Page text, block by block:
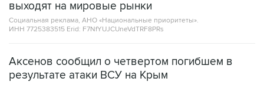
выходят на мировые рынки
Социальная реклама, АНО «Национальные приоритеты».
ИНН 7725383515 Erid: F7NfYUJCUneVdTRF8PRs
Аксенов сообщил о четвертом погибшем в
результате атаки ВСУ на Крым